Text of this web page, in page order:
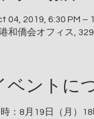
04, 2019, 6:30 PM –
和僑会オフィス,
ベントに
時：8月19日（月）